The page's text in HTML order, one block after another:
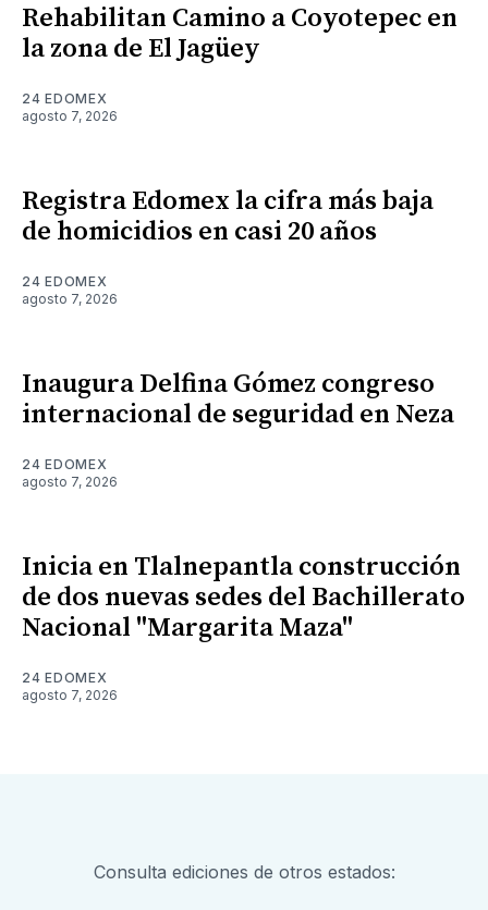
Rehabilitan Camino a Coyotepec en
la zona de El Jagüey
24 EDOMEX
agosto 7, 2026
Registra Edomex la cifra más baja
de homicidios en casi 20 años
24 EDOMEX
agosto 7, 2026
Inaugura Delfina Gómez congreso
internacional de seguridad en Neza
24 EDOMEX
agosto 7, 2026
Inicia en Tlalnepantla construcción
de dos nuevas sedes del Bachillerato
Nacional "Margarita Maza"
24 EDOMEX
agosto 7, 2026
Consulta ediciones de otros estados: